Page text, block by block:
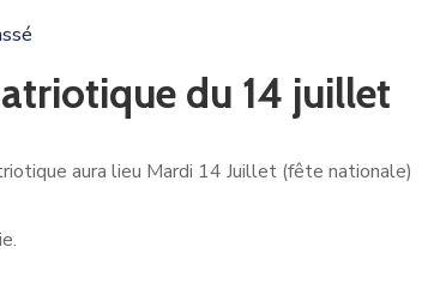
du 14 juillet
aura lieu Mardi 14 Juillet (fête nationale)